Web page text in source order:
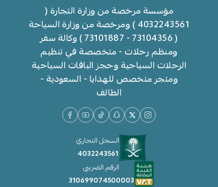
مؤسسة مرخصة من وزارة التجارة (
4032243561 ) ومرخصة من وزارة السياحة
( 73104356 - 73101887 ) وكالة سفر
ومنظم رحلات - متخصصة في تنظيم
الرحلات السياحية وحجز الباقات السياحية
ومتجر متخصص للهدايا - السعودية -
الطائف
السجل التجاري
4032243561
الرقم الضريبي
310699074500003